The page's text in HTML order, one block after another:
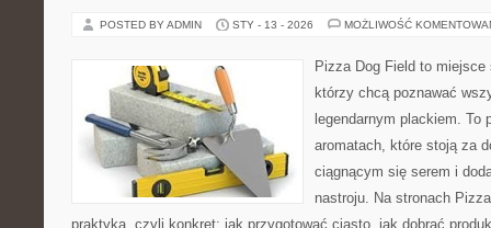
POSTED BY ADMIN STY - 13 - 2026 MOŻLIWOŚĆ
Pizza Dog Field to
którzy chcą poznawać
legendarnym plackiem. To
aromatach, które stoją za
ciągnącym się serem i
nastroju. Na stronach
praktyka, czyli konkret: jak przygotować ciasto, jak dobrać